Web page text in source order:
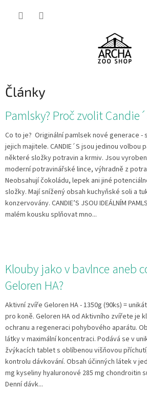
Články
V
p
i
s
č
l
á
n
k
Pamlsky? Proč zvolit
Co to je? Originální pamlsek nové generace -
jejich majitele. CANDIE´S jsou jedinou volbou
některé složky potravin a krmiv. Jsou
moderní potravinářské lince, výhradně z
Neobsahují čokoládu, lepek ani jiné
složky. Mají snížený obsah kuchyňské soli a
konzervovány. CANDIE’S JSOU IDEÁLNÍM
malém kousku splňovat mno...
Klouby jako v bavlnce aneb
Geloren HA?
Aktivní zvíře Geloren HA - 1350g (90ks) =
pro koně. Geloren HA od Aktivního zvířete je
ochranu a regeneraci pohybového aparátu.
látky v maximální koncentraci. Podává se v
žvýkacích tablet s oblíbenou višňovou
kontrolu dávkování. Obsah účinných látek v
mg kyseliny hyaluronové 285 mg chondroitin
Denní dávk...